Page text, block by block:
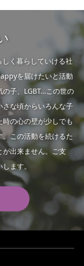
しく暮らしていける社
を届けたいと活動
の子、LGBT…この世の
な頃からいろんな子
の心の壁が少しでも
この活動を続けるた
出来ません。ご支
ます。